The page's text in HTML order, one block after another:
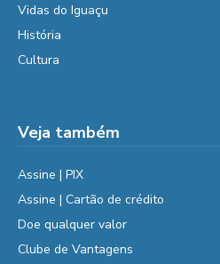
Vidas do Iguaçu
História
Cultura
Veja também
Assine | PIX
Assine | Cartão de crédito
Doe qualquer valor
Clube de Vantagens